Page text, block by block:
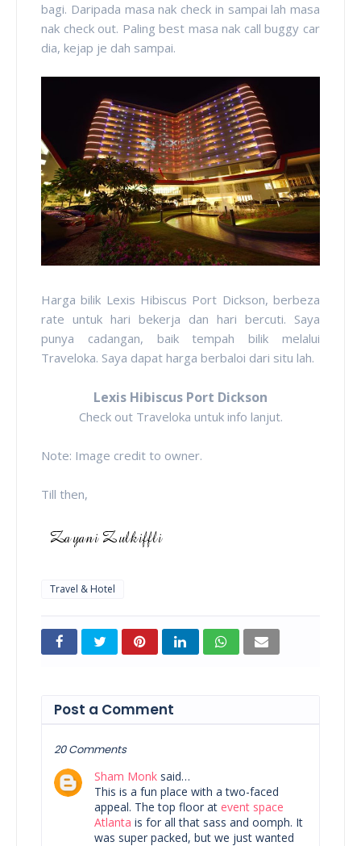
bagi. Daripada masa nak check in sampai lah masa
nak check out. Paling best masa nak call buggy car
dia, kejap je dah sampai.
Harga bilik Lexis Hibiscus Port Dickson, berbeza
rate untuk hari bekerja dan hari bercuti. Saya
punya cadangan, baik tempah bilik melalui
Traveloka. Saya dapat harga berbaloi dari situ lah.
Lexis Hibiscus Port Dickson
Check out Traveloka untuk info lanjut.
Note: Image credit to owner.
Till then,
Travel & Hotel
Post a Comment
20 Comments
Sham Monk said…
This is a fun place with a two-faced
appeal. The top floor at event space
Atlanta is for all that sass and oomph. It
was super packed, but we just wanted